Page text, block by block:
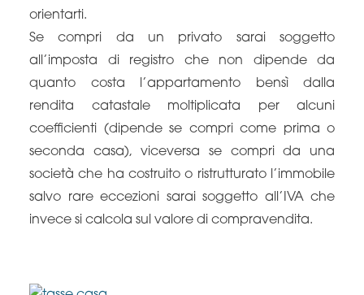
orientarti.
Se compri da un privato sarai soggetto
all’imposta di registro che non dipende da
quanto costa l’appartamento bensì dalla
rendita catastale moltiplicata per alcuni
coefficienti (dipende se compri come prima o
seconda casa), viceversa se compri da una
società che ha costruito o ristrutturato l’immobile
salvo rare eccezioni sarai soggetto all’IVA che
invece si calcola sul valore di compravendita.